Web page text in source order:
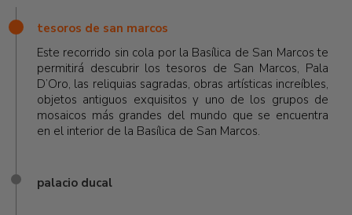
tesoros de san marcos
Este recorrido sin cola por la Basílica de San Marcos te
permitirá descubrir los tesoros de San Marcos, Pala
D’Oro, las reliquias sagradas, obras artísticas increíbles,
objetos antiguos exquisitos y uno de los grupos de
mosaicos más grandes del mundo que se encuentra
en el interior de la Basílica de San Marcos.
palacio ducal